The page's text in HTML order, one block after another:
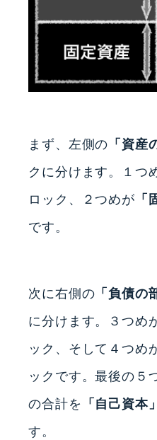
まず、左側の 「資産
クに分けます。１つ
ロック、２つめが 「
です。
次に右側の 「負債の
に分けます。３つめ
ック、そして４つめ
ックです。最後の５
の合計を
「自己資本
す。